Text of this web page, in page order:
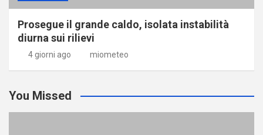
Prosegue il grande caldo, isolata instabilità
diurna sui rilievi
4 giorni ago miometeo
You Missed